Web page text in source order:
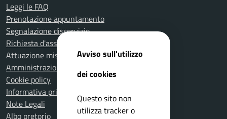
Leggi le FAQ
Prenotazione appuntamento
Segnalazione disservizio
Richiesta d'assistenza
Attuazione misure PNRR
Amministrazione trasparente
Cookie policy
Informativa privacy
Note Legali
Albo pretorio
Avviso sull'utilizzo
dei cookies
Questo sito non
utilizza tracker o